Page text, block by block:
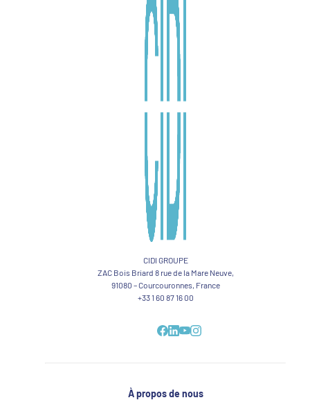
CIDI GROUPE
ZAC Bois Briard 8 rue de la Mare Neuve,
91080 – Courcouronnes, France
+33 1 60 87 16 00
À propos de nous